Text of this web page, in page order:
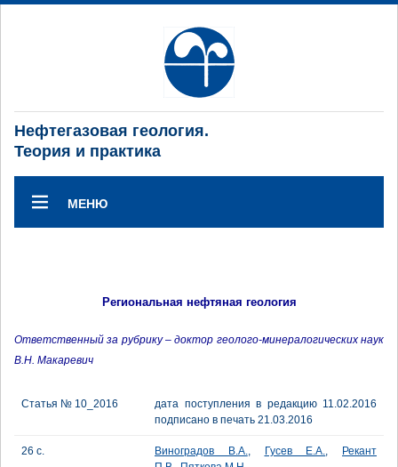
Нефтегазовая геология.
Теория и практика
МЕНЮ
Региональная нефтяная геология
Ответственный за рубрику – доктор геолого-минералогических наук
В.Н. Макаревич
Статья № 10_2016
дата поступления в редакцию 11.02.2016
подписано в печать 21.03.2016
26 с. Виноградов В.А., Гусев Е.А.,
Рекант